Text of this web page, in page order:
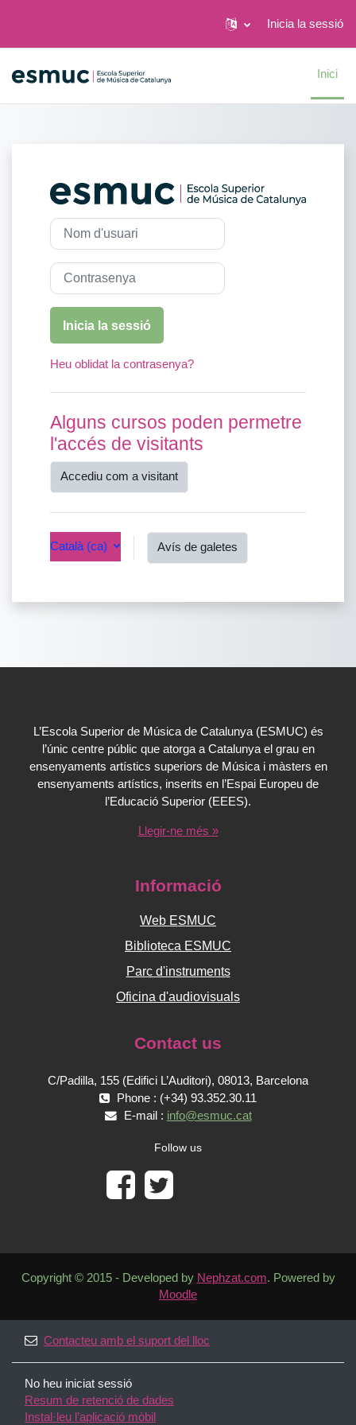
Inicia la sessió
Inici
Inicia la sessió
Nom d'usuari
Contrasenya
Inicia la sessió
Heu oblidat la contrasenya?
Alguns cursos poden permetre
l'accés de visitants
Accediu com a visitant
Català ‎(ca)‎ Avís de galetes
L’Escola Superior de Música de Catalunya (ESMUC) és
l’únic centre públic que atorga a Catalunya el grau en
ensenyaments artístics superiors de Música i màsters en
ensenyaments artístics, inserits en l’Espai Europeu de
l’Educació Superior (EEES).
Llegir-ne més »
Informació
Web ESMUC
Biblioteca ESMUC
Parc d'instruments
Oficina d'audiovisuals
Contact us
C/Padilla, 155 (Edifici L’Auditori), 08013, Barcelona
Phone : (+34) 93.352.30.11
E-mail : info@esmuc.cat
Follow us
Copyright © 2015 - Developed by Nephzat.com. Powered by
Moodle
Contacteu amb el suport del lloc
No heu iniciat sessió
Resum de retenció de dades
Instal·leu l’aplicació mòbil